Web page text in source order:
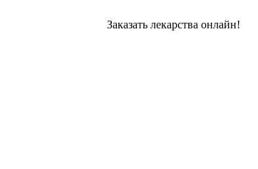
Заказать лекарства онлайн!